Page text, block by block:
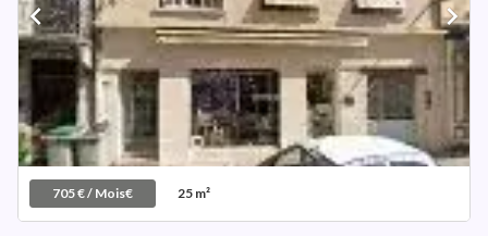
705 € / Mois€ 25 m²